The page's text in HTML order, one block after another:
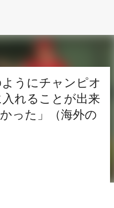
うにチャンピオ
れることが出来
った」（海外の